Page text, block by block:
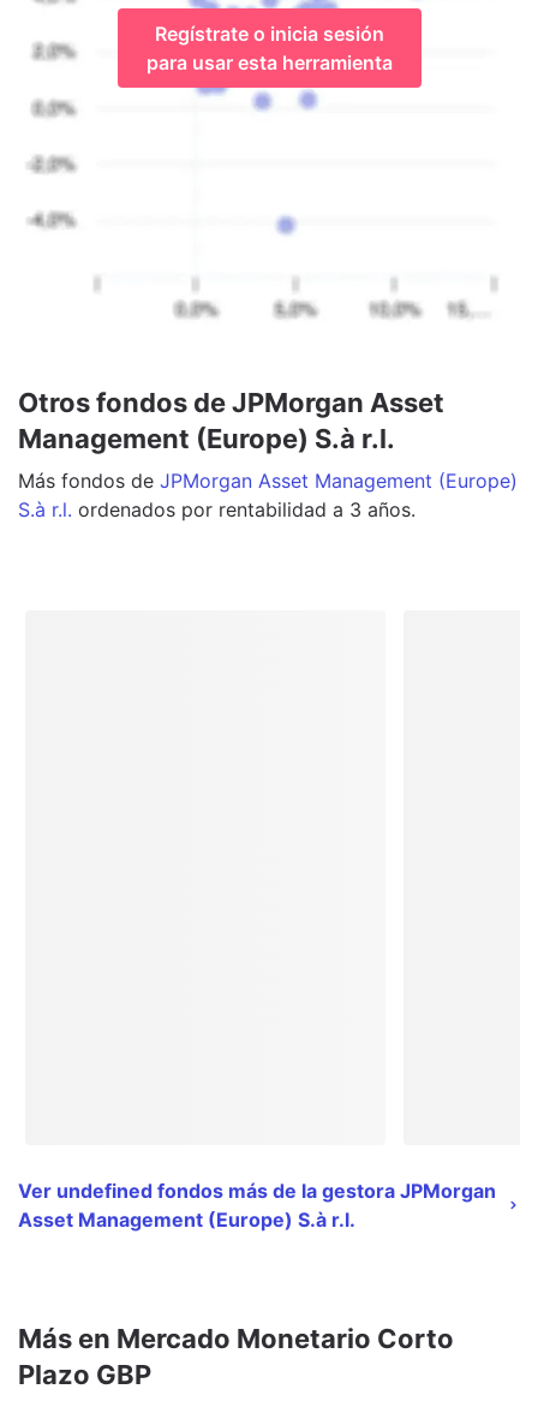
Regístrate o inicia sesión
para usar esta herramienta
Otros fondos de JPMorgan Asset
Management (Europe) S.à r.l.
Más fondos de JPMorgan Asset Management (Europe)
S.à r.l. ordenados por rentabilidad a 3 años.
Ver undefined fondos más de la gestora JPMorgan
Asset Management (Europe) S.à r.l.
Más en Mercado Monetario Corto
Plazo GBP